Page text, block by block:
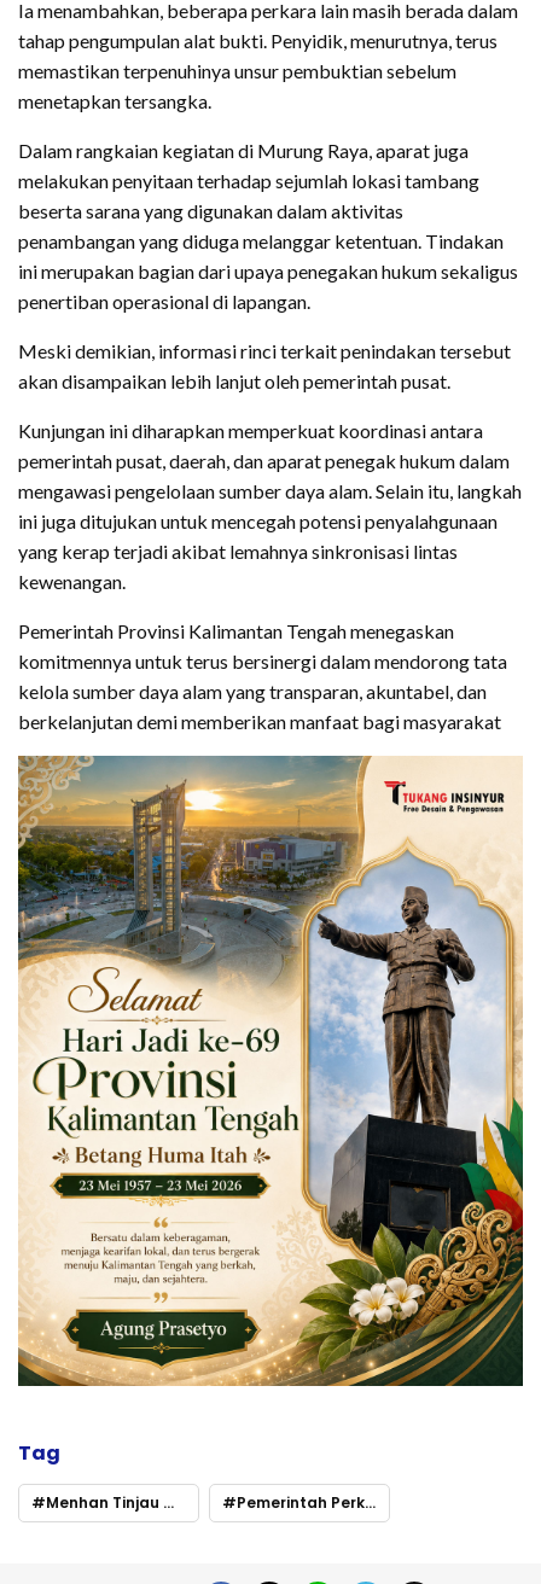
Ia menambahkan, beberapa perkara lain masih berada dalam
tahap pengumpulan alat bukti. Penyidik, menurutnya, terus
memastikan terpenuhinya unsur pembuktian sebelum
menetapkan tersangka.
Dalam rangkaian kegiatan di Murung Raya, aparat juga
melakukan penyitaan terhadap sejumlah lokasi tambang
beserta sarana yang digunakan dalam aktivitas
penambangan yang diduga melanggar ketentuan. Tindakan
ini merupakan bagian dari upaya penegakan hukum sekaligus
penertiban operasional di lapangan.
Meski demikian, informasi rinci terkait penindakan tersebut
akan disampaikan lebih lanjut oleh pemerintah pusat.
Kunjungan ini diharapkan memperkuat koordinasi antara
pemerintah pusat, daerah, dan aparat penegak hukum dalam
mengawasi pengelolaan sumber daya alam. Selain itu, langkah
ini juga ditujukan untuk mencegah potensi penyalahgunaan
yang kerap terjadi akibat lemahnya sinkronisasi lintas
kewenangan.
Pemerintah Provinsi Kalimantan Tengah menegaskan
komitmennya untuk terus bersinergi dalam mendorong tata
kelola sumber daya alam yang transparan, akuntabel, dan
berkelanjutan demi memberikan manfaat bagi masyarakat
Tag
Menhan Tinjau Murung Raya Pemerintah Perketat Pengawasan Hutan dan Tambang